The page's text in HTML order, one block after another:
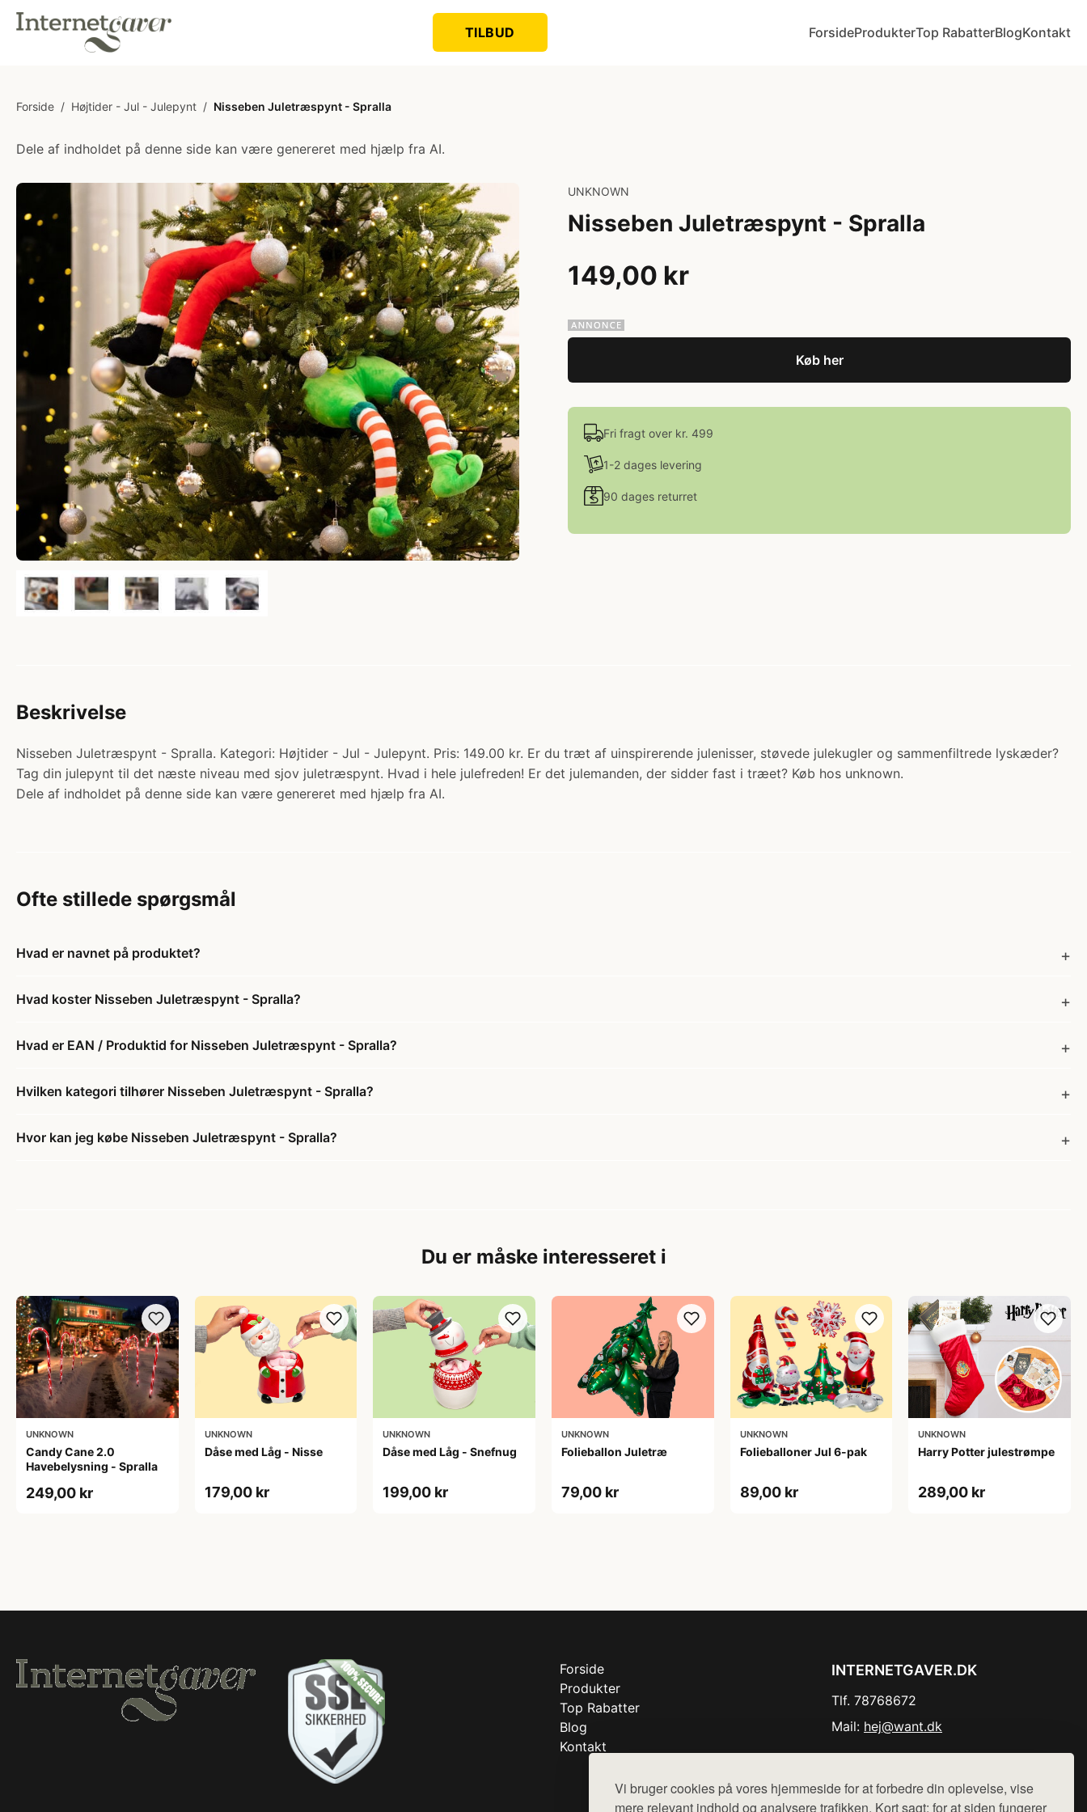
Vi bruger cookies på vores hjemmeside for at forbedre din oplevelse, vise
mere relevant indhold og analysere trafikken. Kort sagt: for at siden fungerer
TILBUD ForsideProdukterTop RabatterBlogKontakt
Forside / Højtider - Jul - Julepynt / Nisseben Juletræspynt - Spralla
Dele af indholdet på denne side kan være genereret med hjælp fra AI.
UNKNOWN
Nisseben Juletræspynt - Spralla
149,00 kr
Køb her
Fri fragt over kr. 499
1-2 dages levering
90 dages returret
Beskrivelse
Nisseben Juletræspynt - Spralla. Kategori: Højtider - Jul - Julepynt. Pris: 149.00 kr. Er du træt af uinspirerende julenisser, støvede julekugler og sammenfiltrede lyskæder?
Tag din julepynt til det næste niveau med sjov juletræspynt. Hvad i hele julefreden! Er det julemanden, der sidder fast i træet? Køb hos unknown.
Dele af indholdet på denne side kan være genereret med hjælp fra AI.
Ofte stillede spørgsmål
Hvad er navnet på produktet?
Hvad koster Nisseben Juletræspynt - Spralla?
Hvad er EAN / Produktid for Nisseben Juletræspynt - Spralla?
Hvilken kategori tilhører Nisseben Juletræspynt - Spralla?
Hvor kan jeg købe Nisseben Juletræspynt - Spralla?
Du er måske interesseret i
UNKNOWN
Candy Cane 2.0
Havebelysning - Spralla
249,00 kr
UNKNOWN
Dåse med Låg - Nisse
179,00 kr
UNKNOWN
Dåse med Låg - Snefnug
199,00 kr
UNKNOWN
Folieballon Juletræ
79,00 kr
UNKNOWN
Folieballoner Jul 6-pak
89,00 kr
UNKNOWN
Harry Potter julestrømpe
289,00 kr
Forside
Produkter
Top Rabatter
Blog
Kontakt
INTERNETGAVER.DK
Tlf. 78768672
Mail: hej@want.dk